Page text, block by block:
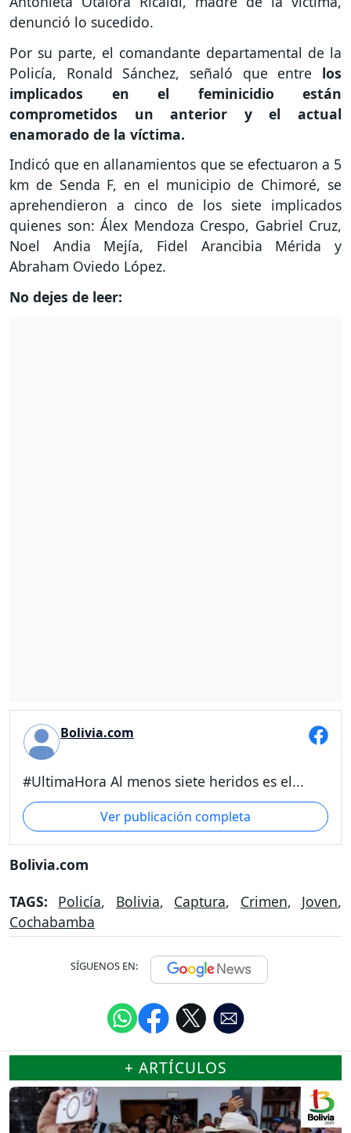
denunció lo sucedido.
Por su parte, el comandante departamental de la
Policía, Ronald Sánchez, señaló que entre los
implicados en el feminicidio están
comprometidos un anterior y el actual
enamorado de la víctima.
Indicó que en allanamientos que se efectuaron a 5
km de Senda F, en el municipio de Chimoré, se
aprehendieron a cinco de los siete implicados
quienes son: Álex Mendoza Crespo, Gabriel Cruz,
Noel Andia Mejía, Fidel Arancibia Mérida y
Abraham Oviedo López.
No dejes de leer:
Bolivia.com
#UltimaHora Al menos siete heridos es el...
Ver publicación completa
Bolivia.com
TAGS: Policía, Bolivia, Captura, Crimen, Joven,
Cochabamba
SÍGUENOS EN:
+ ARTÍCULOS